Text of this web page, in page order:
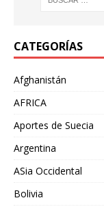
CATEGORÍAS
Afghanistán
AFRICA
Aportes de Suecia
Argentina
ASia Occidental
Bolivia